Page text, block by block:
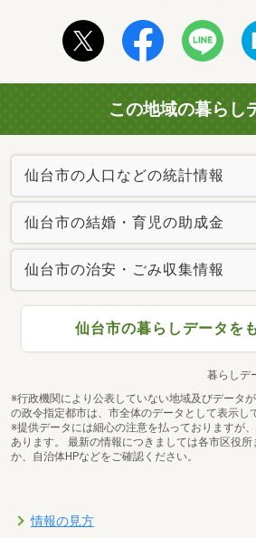
この地域の暮らし
仙台市の人口などの統計情報
仙台市の結婚・育児の助成金
仙台市の治安・ごみ収集情報
仙台市の暮らしデータを
暮らしデ
※行政機関により公表していない地域及びデータ
の政令指定都市は、市全体のデータとして表示し
※提供データには細心の注意を払っておりますが
あります。 最新の情報につきましては各市区役所
か、自治体HPなどをご確認ください。
情報の見方